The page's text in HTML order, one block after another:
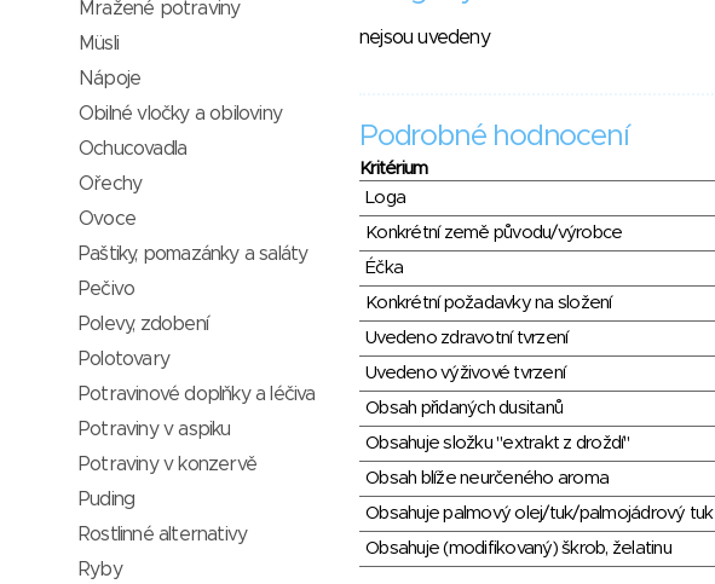
nejsou uvedeny
Podrobné hodnocení
Kritérium
Loga
Konkrétní země původu/výrobce
Éčka
Konkrétní požadavky na složení
Uvedeno zdravotní tvrzení
Uvedeno výživové tvrzení
Obsah přidaných dusitanů
Obsahuje složku "extrakt z droždí"
Obsah blíže neurčeného aroma
Obsahuje palmový olej/tuk/palmojádrový tuk
Obsahuje (modifikovaný) škrob, želatinu
Mražené potraviny
Müsli
Nápoje
Obilné vločky a obiloviny
Ochucovadla
Ořechy
Ovoce
Paštiky, pomazánky a saláty
Pečivo
Polevy, zdobení
Polotovary
Potravinové doplňky a léčiva
Potraviny v aspiku
Potraviny v konzervě
Puding
Rostlinné alternativy
Ryby